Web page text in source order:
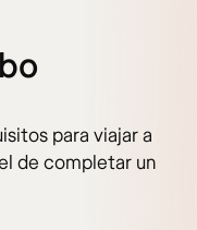
para viajar a
de completar un